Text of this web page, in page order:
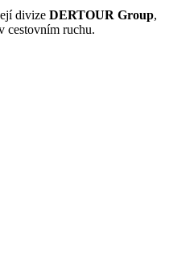
divize DERTOUR Group,
cestovním ruchu.